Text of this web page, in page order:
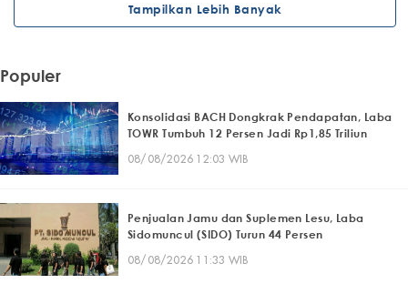
Tampilkan Lebih Banyak
Populer
Konsolidasi BACH Dongkrak Pendapatan, Laba
TOWR Tumbuh 12 Persen Jadi Rp1,85 Triliun
08/08/2026 12:03 WIB
Penjualan Jamu dan Suplemen Lesu, Laba
Sidomuncul (SIDO) Turun 44 Persen
08/08/2026 11:33 WIB